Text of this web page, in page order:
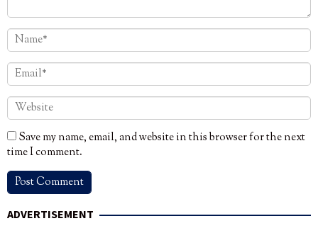
Save my name, email, and website in this browser for the next
time I comment.
ADVERTISEMENT